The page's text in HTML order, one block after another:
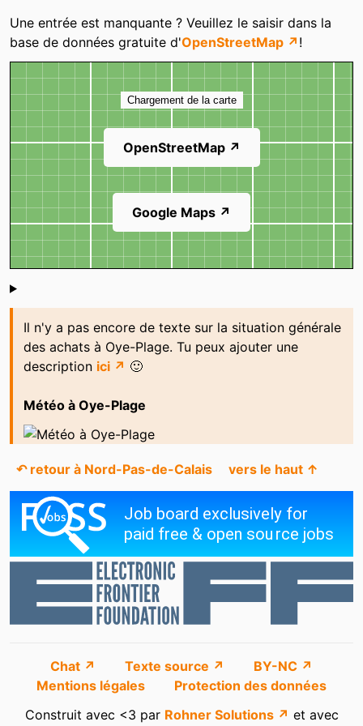
Catégories
Une entrée est manquante ? Veuillez le saisir dans la
base de données gratuite d'OpenStreetMap ↗ !
Carte
Chargement de la carte
OpenStreetMap ↗
Google Maps ↗
Shoutbox
Il n'y a pas encore de texte sur la situation générale
des achats à Oye-Plage. Tu peux ajouter une
description ici ↗ 🙂
Météo à Oye-Plage
↶ retour à Nord-Pas-de-Calais vers le haut ↑
Chat ↗ Texte source ↗
BY-NC ↗
Mentions légales
Protection des données
Construit avec <3 par Rohner Solutions ↗ et avec